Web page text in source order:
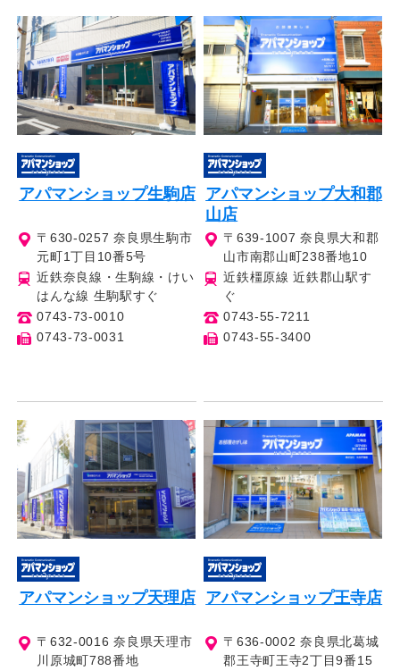
アパマンショップ生駒店
〒630-0257 奈良県生駒市
元町1丁目10番5号
近鉄奈良線・生駒線・けい
はんな線 生駒駅すぐ
0743-73-0010
0743-73-0031
アパマンショップ大和郡
山店
〒639-1007 奈良県大和郡
山市南郡山町238番地10
近鉄橿原線 近鉄郡山駅す
ぐ
0743-55-7211
0743-55-3400
アパマンショップ天理店
〒632-0016 奈良県天理市
川原城町788番地
アパマンショップ王寺店
〒636-0002 奈良県北葛城
郡王寺町王寺2丁目9番15